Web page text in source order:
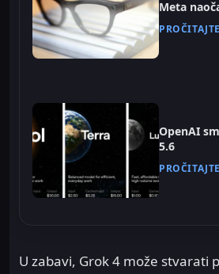
Meta
OpenAI
5.6
U zabavi, Grok 4 može stvarati